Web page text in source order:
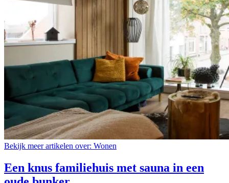
Bekijk meer artikelen over: Wonen
Een knus familiehuis met sauna in een